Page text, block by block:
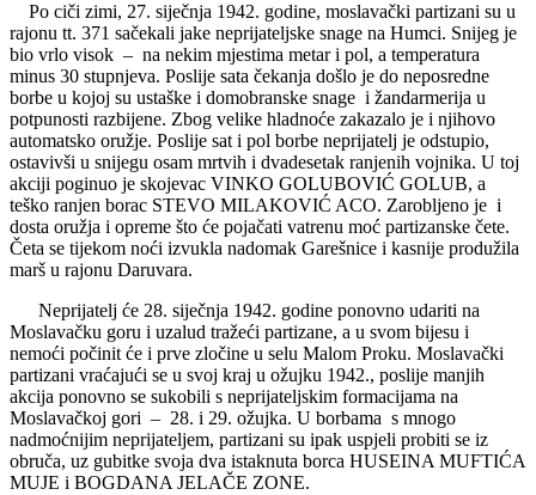
Po ciči zimi, 27. siječnja 1942. godine, moslavački partizani su u
rajonu tt. 371 sačekali jake neprijateljske snage na Humci. Snijeg je
bio vrlo visok – na nekim mjestima metar i pol, a temperatura
minus 30 stupnjeva. Poslije sata čekanja došlo je do neposredne
borbe u kojoj su ustaške i domobranske snage i žandarmerija u
potpunosti razbijene. Zbog velike hladnoće zakazalo je i njihovo
automatsko oružje. Poslije sat i pol borbe neprijatelj je odstupio,
ostavivši u snijegu osam mrtvih i dvadesetak ranjenih vojnika. U toj
akciji poginuo je skojevac VINKO GOLUBOVIĆ GOLUB, a
teško ranjen borac STEVO MILAKOVIĆ ACO. Zarobljeno je i
dosta oružja i opreme što će pojačati vatrenu moć partizanske čete.
Četa se tijekom noći izvukla nadomak Garešnice i kasnije produžila
marš u rajonu Daruvara.
Neprijatelj će 28. siječnja 1942. godine ponovno udariti na
Moslavačku goru i uzalud tražeći partizane, a u svom bijesu i
nemoći počinit će i prve zločine u selu Malom Proku. Moslavački
partizani vraćajući se u svoj kraj u ožujku 1942., poslije manjih
akcija ponovno se sukobili s neprijateljskim formacijama na
Moslavačkoj gori – 28. i 29. ožujka. U borbama s mnogo
nadmoćnijim neprijateljem, partizani su ipak uspjeli probiti se iz
obruča, uz gubitke svoja dva istaknuta borca HUSEINA MUFTIĆA
MUJE i BOGDANA JELAČE ZONE.